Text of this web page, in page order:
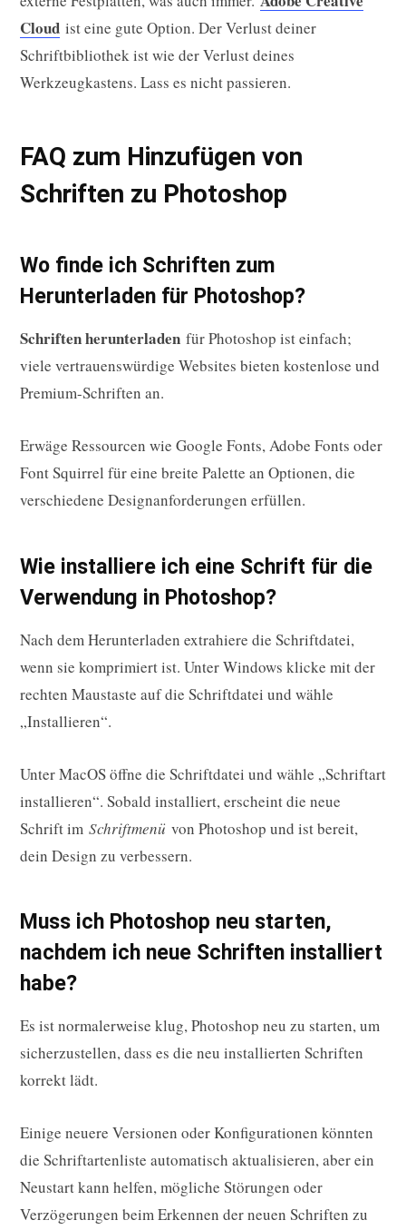
Cloud ist eine gute Option. Der Verlust deiner
Schriftbibliothek ist wie der Verlust deines
Werkzeugkastens. Lass es nicht passieren.
FAQ zum Hinzufügen von
Schriften zu Photoshop
Wo finde ich Schriften zum
Herunterladen für Photoshop?
Schriften herunterladen für Photoshop ist einfach;
viele vertrauenswürdige Websites bieten kostenlose und
Premium-Schriften an.
Erwäge Ressourcen wie Google Fonts, Adobe Fonts oder
Font Squirrel für eine breite Palette an Optionen, die
verschiedene Designanforderungen erfüllen.
Wie installiere ich eine Schrift für die
Verwendung in Photoshop?
Nach dem Herunterladen extrahiere die Schriftdatei,
wenn sie komprimiert ist. Unter Windows klicke mit der
rechten Maustaste auf die Schriftdatei und wähle
„Installieren“.
Unter MacOS öffne die Schriftdatei und wähle „Schriftart
installieren“. Sobald installiert, erscheint die neue
Schrift im Schriftmenü von Photoshop und ist bereit,
dein Design zu verbessern.
Muss ich Photoshop neu starten,
nachdem ich neue Schriften installiert
habe?
Es ist normalerweise klug, Photoshop neu zu starten, um
sicherzustellen, dass es die neu installierten Schriften
korrekt lädt.
Einige neuere Versionen oder Konfigurationen könnten
die Schriftartenliste automatisch aktualisieren, aber ein
Neustart kann helfen, mögliche Störungen oder
Verzögerungen beim Erkennen der neuen Schriften zu